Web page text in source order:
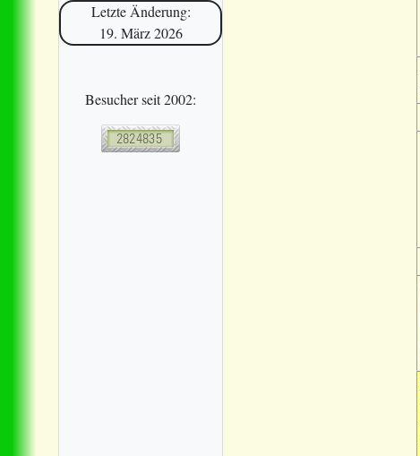
Letzte Änderung:
19. März 2026
Besucher seit 2002: